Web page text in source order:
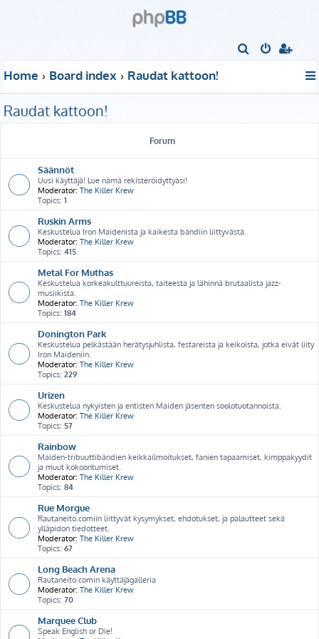
Home Board index Raudat kattoon!
Raudat kattoon!
Forum
Säännöt
Uusi käyttäjä! Lue nämä rekisteröidyttyäsi!
Moderator: The Killer Krew
Topics: 1
Ruskin Arms
Keskustelua Iron Maidenista ja kaikesta bändiin liittyvästä.
Moderator: The Killer Krew
Topics: 415
Metal For Muthas
Keskustelua korkeakulttuureista, taiteesta ja lähinnä brutaalista jazz-
musiikista.
Moderator: The Killer Krew
Topics: 184
Donington Park
Keskustelua pelkästään herätysjuhlista, festareista ja keikoista, jotka eivät liity
Iron Maideniin.
Moderator: The Killer Krew
Topics: 229
Urizen
Keskustelua nykyisten ja entisten Maiden jäsenten soolotuotannoista.
Moderator: The Killer Krew
Topics: 57
Rainbow
Maiden-tribuuttibändien keikkailmoitukset, fanien tapaamiset, kimppakyydit
ja muut kokoontumiset.
Moderator: The Killer Krew
Topics: 84
Rue Morgue
Rautaneito.comiin liittyvät kysymykset, ehdotukset, ja palautteet sekä
ylläpidon tiedotteet.
Moderator: The Killer Krew
Topics: 67
Long Beach Arena
Rautaneito.comin käyttäjägalleria
Moderator: The Killer Krew
Topics: 70
Marquee Club
Speak English or Die!